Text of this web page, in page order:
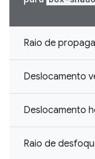
Raio de
Deslocamento
Deslocamento
Raio de